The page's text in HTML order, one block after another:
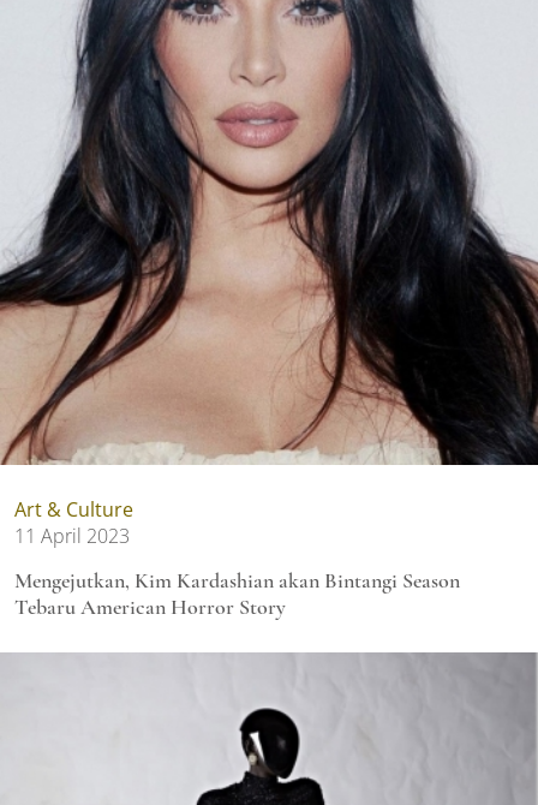
Art & Culture
11 April 2023
Mengejutkan, Kim Kardashian akan Bintangi Season
Tebaru American Horror Story